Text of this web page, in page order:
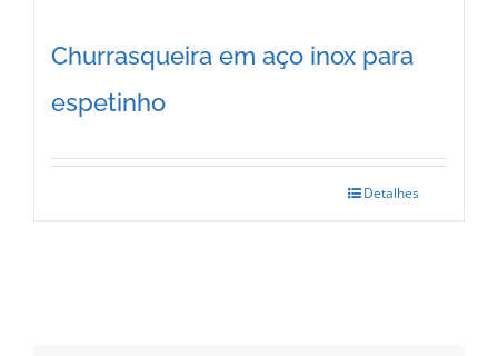
Churrasqueira em aço inox para
espetinho
Detalhes